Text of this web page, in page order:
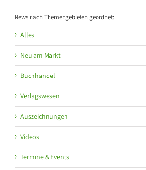
News nach Themengebieten geordnet:
Alles
Neu am Markt
Buchhandel
Verlagswesen
Auszeichnungen
Videos
Termine & Events